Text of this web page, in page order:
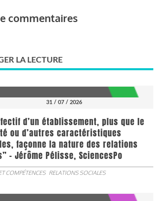
commentaires
LA LECTURE
31 / 07 / 2026
d’un établissement, plus que le
ou d’autres caractéristiques
façonne la nature des relations
- Jérôme Pélisse, SciencesPo
COMPÉTENCES RELATIONS SOCIALES